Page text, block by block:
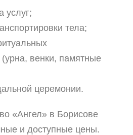
услуг;
тела;
венки, памятные
церемонии.
«Ангел» в Борисове
и доступные цены.